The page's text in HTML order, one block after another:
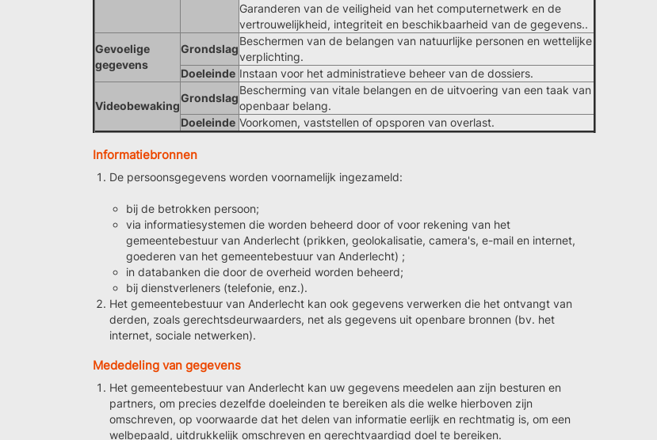
Garanderen van de veiligheid van het computernetwerk en de
vertrouwelijkheid, integriteit en beschikbaarheid van de gegevens..
Gevoelige
gegevens
Grondslag
Beschermen van de belangen van natuurlijke personen en wettelijke
verplichting.
Doeleinde Instaan voor het administratieve beheer van de dossiers.
Videobewaking
Grondslag
Bescherming van vitale belangen en de uitvoering van een taak van
openbaar belang.
Doeleinde Voorkomen, vaststellen of opsporen van overlast.
Informatiebronnen
De persoonsgegevens worden voornamelijk ingezameld:
bij de betrokken persoon;
via informatiesystemen die worden beheerd door of voor rekening van het
gemeentebestuur van Anderlecht (prikken, geolokalisatie, camera's, e-mail en internet,
goederen van het gemeentebestuur van Anderlecht) ;
in databanken die door de overheid worden beheerd;
bij dienstverleners (telefonie, enz.).
Het gemeentebestuur van Anderlecht kan ook gegevens verwerken die het ontvangt van
derden, zoals gerechtsdeurwaarders, net als gegevens uit openbare bronnen (bv. het
internet, sociale netwerken).
Mededeling van gegevens
Het gemeentebestuur van Anderlecht kan uw gegevens meedelen aan zijn besturen en
partners, om precies dezelfde doeleinden te bereiken als die welke hierboven zijn
omschreven, op voorwaarde dat het delen van informatie eerlijk en rechtmatig is, om een
welbepaald, uitdrukkelijk omschreven en gerechtvaardigd doel te bereiken.